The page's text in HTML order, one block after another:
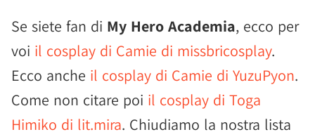
Se siete fan di My Hero Academia, ecco per
voi il cosplay di Camie di missbricosplay.
Ecco anche il cosplay di Camie di YuzuPyon.
Come non citare poi il cosplay di Toga
Himiko di lit.mira. Chiudiamo la nostra lista